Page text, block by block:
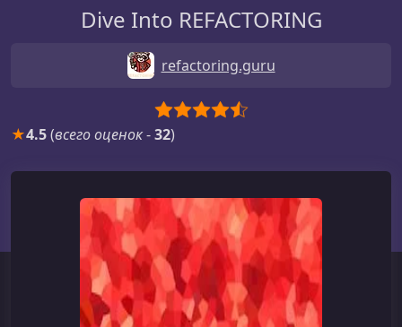
Dive Into REFACTORING
refactoring.guru
★4.5(всего оценок-32)